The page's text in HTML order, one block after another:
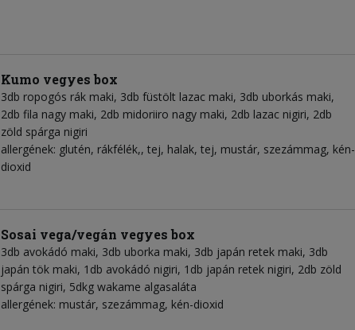
Kumo vegyes box
3db ropogós rák maki, 3db füstölt lazac maki, 3db uborkás maki,
2db fila nagy maki, 2db midoriiro nagy maki, 2db lazac nigiri, 2db
zöld spárga nigiri
allergének: glutén, rákfélék,, tej, halak, tej, mustár, szezámmag, kén-
dioxid
Sosai vega/vegán vegyes box
3db avokádó maki, 3db uborka maki, 3db japán retek maki, 3db
japán tök maki, 1db avokádó nigiri, 1db japán retek nigiri, 2db zöld
spárga nigiri, 5dkg wakame algasaláta
allergének: mustár, szezámmag, kén-dioxid